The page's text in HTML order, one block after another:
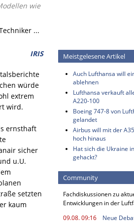
wie
...
IRIS
würde
extrem
wird.
ernsthaft
sicher
u.U.
setzten
kaum
Meistgelesene Artikel
Auch Lufthansa will
ablehnen
Lufthansa verkauft
A220-100
Boeing 747-8 von
gelandet
Airbus will mit der
hoch hinaus
Hat sich die Ukraine
gehackt?
Community
Fachdiskussionen zu
Entwicklungen in der
09.08. 09:16
Neue